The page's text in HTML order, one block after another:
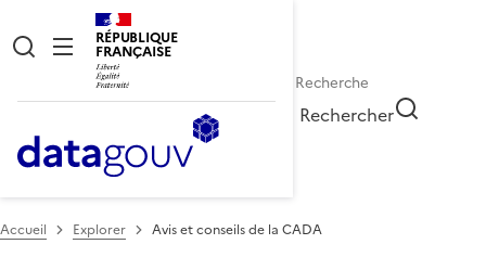
RÉPUBLIQUE
FRANÇAISE
Rechercher
Accueil Explorer Avis et conseils de la CADA